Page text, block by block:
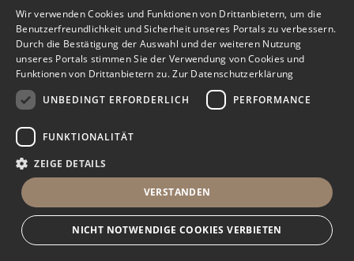
Baden-Württemberg 608 Karlsruhe 8
Karlsruhe Oststadt
1
Karlsruhe Neureut
1
Donaueschingen
Baden-Württemberg
Baden-Württemberg 608
Mühlhausen 2
Wir verwenden Cookies und Funktionen von Drittanbietern, um die
Benutzerfreundlichkeit und Sicherheit unseres Portals zu verbessern.
Durch die Bestätigung der Auswahl und der weiteren Nutzung
unseres Portals stimmen Sie der Verwendung von Cookies und
Funktionen von Drittanbietern zu.Zur Datenschutzerklärung
UNBEDINGT ERFORDERLICH
PERFORMANCE
FUNKTIONALITÄT
ZEIGE DETAILS
VERSTANDEN
NICHT NOTWENDIGE COOKIES VERBIETEN